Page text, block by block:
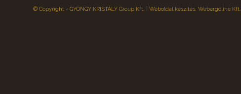
© Copyright - GYÖNGY KRISTÁLY Group Kft. | Weboldal készítés: Webergoline Kft.